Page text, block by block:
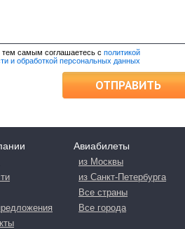
самым соглашаетесь с политикой
и обработкой персональных данных
ОТПРАВИТЬ
Авиабилеты
из Москвы
из Санкт-Петербурга
Все страны
Все города